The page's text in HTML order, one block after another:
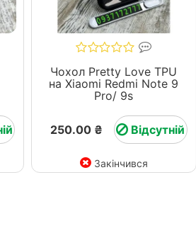
Чохол Pretty Love TPU
на Xiaomi Redmi Note 9
Pro/ 9s
250.00 ₴ Відсутній
Закінчився